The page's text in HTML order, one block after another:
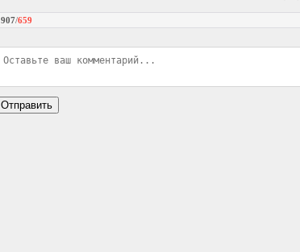
907/659
Отправить